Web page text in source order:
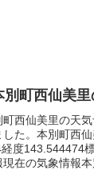
別町西仙美
町西仙美里の天
した。本別町西
度143.544474
在の気象情報本